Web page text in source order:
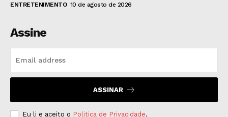
ENTRETENIMENTO 10 de agosto de 2026
Assine
ASSINAR
Eu li e aceito o Politica de Privacidade.